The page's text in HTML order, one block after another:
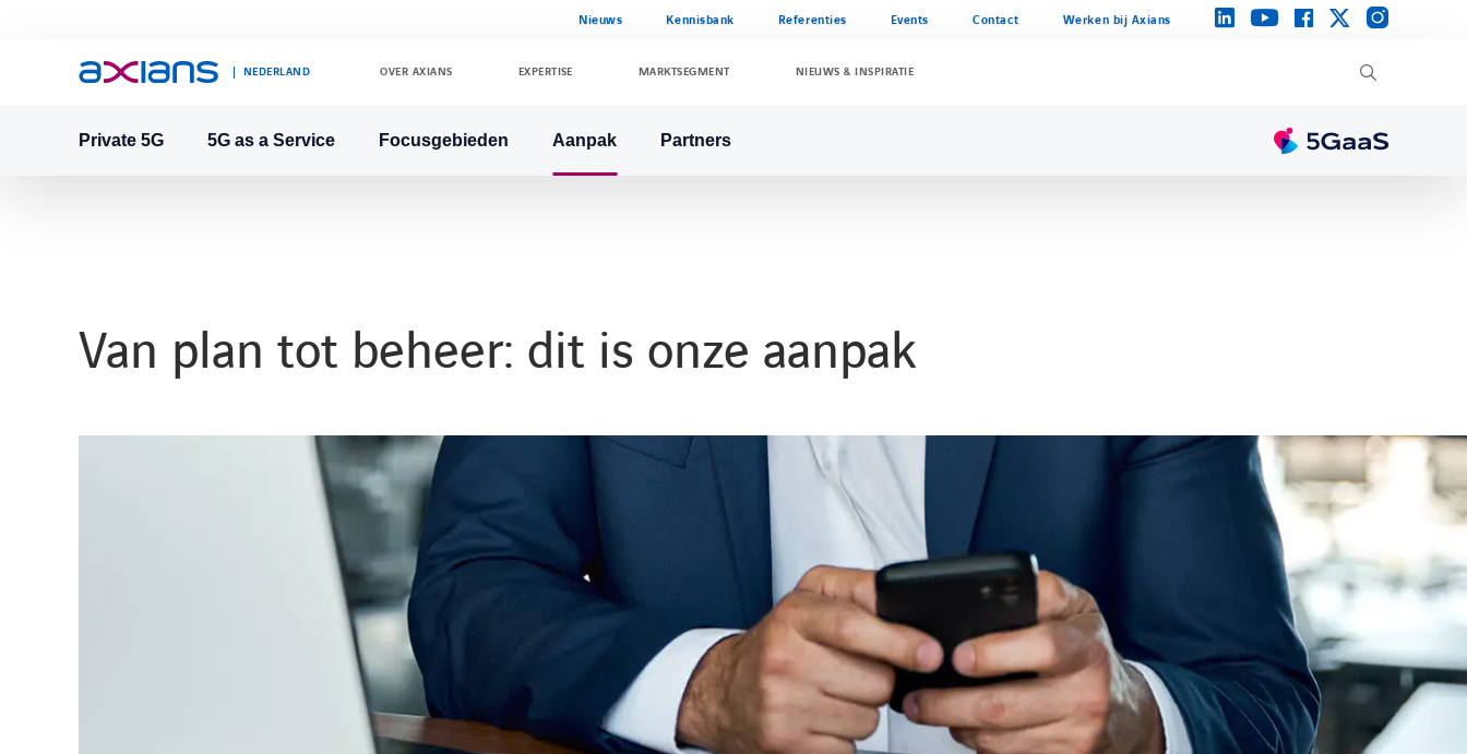
Nieuws Kennisbank Referenties Events Contact Werken bij Axians linkedinyoutubefacebooktwitterinstagram
NEDERLAND OVER AXIANS EXPERTISE MARKTSEGMENT NIEUWS & INSPIRATIE
Private 5G 5G as a Service Focusgebieden Aanpak Partners
Van plan tot beheer: dit is onze aanpak